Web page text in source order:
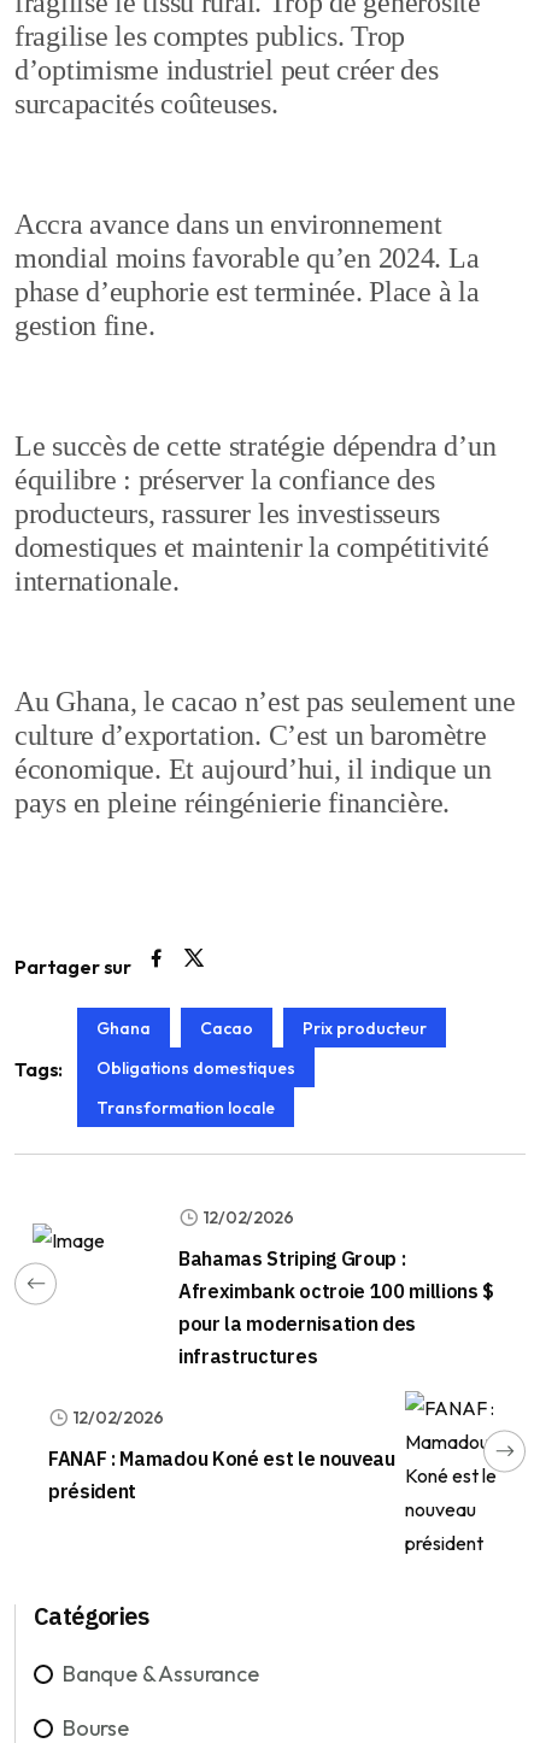
fragilise les comptes publics. Trop
d’optimisme industriel peut créer des
surcapacités coûteuses.
Accra avance dans un environnement
mondial moins favorable qu’en 2024. La
phase d’euphorie est terminée. Place à la
gestion fine.
Le succès de cette stratégie dépendra d’un
équilibre : préserver la confiance des
producteurs, rassurer les investisseurs
domestiques et maintenir la compétitivité
internationale.
Au Ghana, le cacao n’est pas seulement une
culture d’exportation. C’est un baromètre
économique. Et aujourd’hui, il indique un
pays en pleine réingénierie financière.
Partager sur
Tags:
Ghana Cacao
Prix producteur
Obligations domestiques
Transformation locale
12/02/2026
Bahamas Striping Group :
Afreximbank octroie 100 millions $
pour la modernisation des
infrastructures
12/02/2026
FANAF : Mamadou Koné est le nouveau
président
Catégories
Banque & Assurance
Bourse